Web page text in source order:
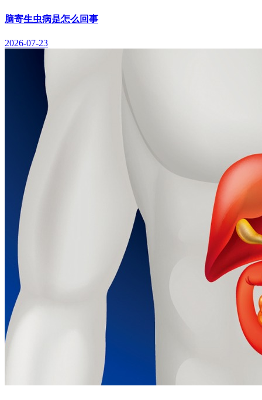
脑寄生虫病是怎么回事
2026-07-23